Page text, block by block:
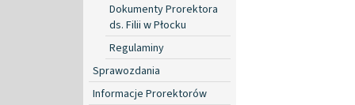
Dokumenty Prorektora
ds. Filii w Płocku
Regulaminy
Sprawozdania
Informacje Prorektorów